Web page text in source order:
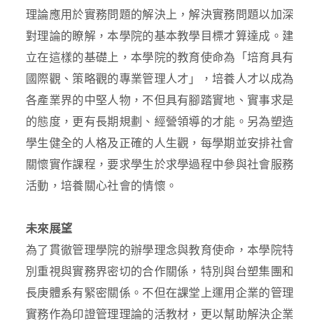
理論應用於實務問題的解決上，解決實務問題以加深
對理論的瞭解，本學院的基本教學目標才算達成。建
立在這樣的基礎上，本學院的教育使命為「培育具有
國際觀、策略觀的專業管理人才」，培養人才以成為
各產業界的中堅人物，不但具有腳踏實地、實事求是
的態度，更有長期規劃、經營領導的才能。另為塑造
學生健全的人格及正確的人生觀，每學期並安排社會
關懷實作課程，要求學生於求學過程中參與社會服務
活動，培養關心社會的情懷。
未來展望
為了貫徹管理學院的辦學理念與教育使命，本學院特
別重視與實務界密切的合作關係，特別與台塑集團和
長庚體系有緊密關係。不但在課堂上運用企業的管理
實務作為印證管理理論的活教材，更以幫助解決企業